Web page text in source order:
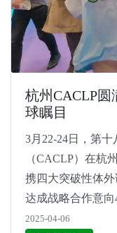
杭州CACLP
球瞩目
3月22-24日，第
（CACLP）在杭
携四大突破性体
达成战略合作意向
2025-04-06